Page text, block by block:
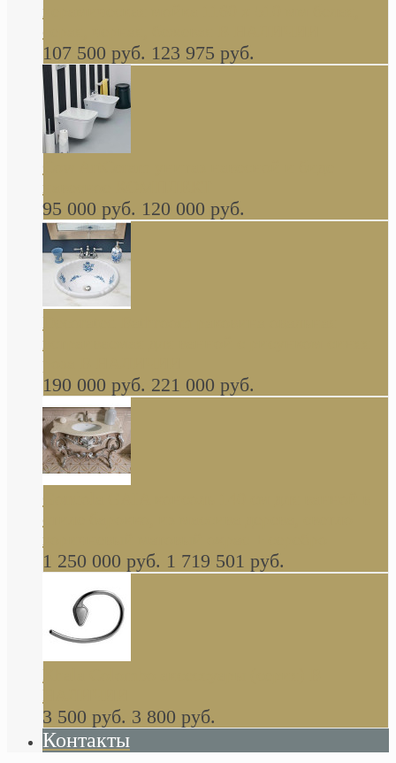
керамическая мойка 1160 x 510 мм белая,
серая, черная, бежевая В НАЛИЧИИ
107 500 руб. 123 975 руб.
навесное КОМПЛЕКТ
95 000 руб. 120 000 руб.
Decorated Bathroom раковина овальная
встраиваемая для ванной с рисунком синяя
роза В НАЛИЧИИ
190 000 руб. 221 000 руб.
стиле барокко, из массива дерева, светло
коричневый матовый окрас + серебро
1 250 000 руб. 1 719 501 руб.
Khala Colombo аксессуары (серия) В
НАЛИЧИИ
3 500 руб. 3 800 руб.
Контакты